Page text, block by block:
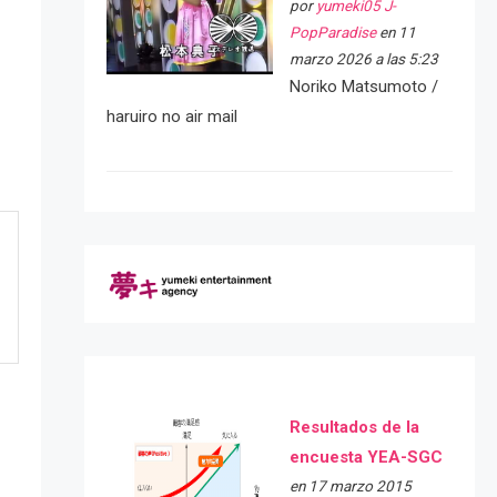
por yumeki05 J-
PopParadiseen 11
marzo 2026 a las 5:23
Noriko Matsumoto /
haruiro no air mail
Resultados de la
encuesta YEA-SGC
en 17 marzo 2015